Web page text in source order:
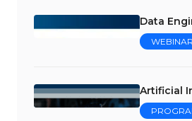
Data
WEBINAR
Artificial